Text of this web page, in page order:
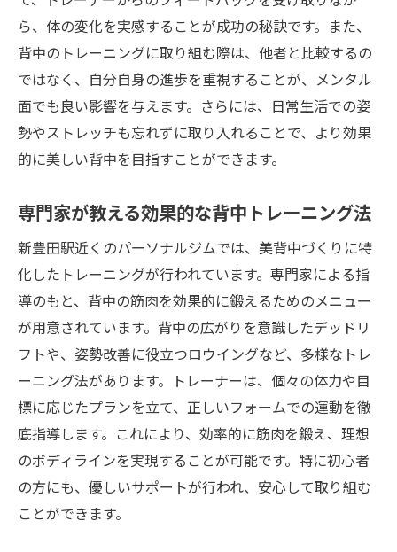
ら、体の変化を実感することが成功の秘訣です。また、
背中のトレーニングに取り組む際は、他者と比較するの
ではなく、自分自身の進歩を重視することが、メンタル
面でも良い影響を与えます。さらには、日常生活での姿
勢やストレッチも忘れずに取り入れることで、より効果
的に美しい背中を目指すことができます。
専門家が教える効果的な背中トレーニング法
新豊田駅近くのパーソナルジムでは、美背中づくりに特
化したトレーニングが行われています。専門家による指
導のもと、背中の筋肉を効果的に鍛えるためのメニュー
が用意されています。背中の広がりを意識したデッドリ
フトや、姿勢改善に役立つロウイングなど、多様なトレ
ーニング法があります。トレーナーは、個々の体力や目
標に応じたプランを立て、正しいフォームでの運動を徹
底指導します。これにより、効率的に筋肉を鍛え、理想
のボディラインを実現することが可能です。特に初心者
の方にも、優しいサポートが行われ、安心して取り組む
ことができます。